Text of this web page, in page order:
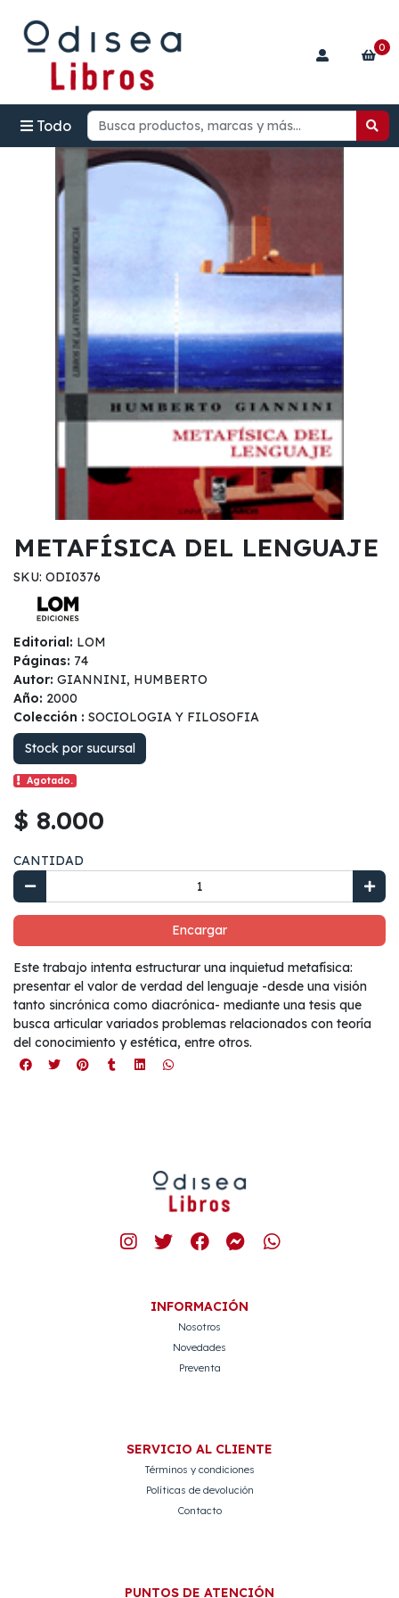
Todo
0
METAFÍSICA DEL LENGUAJE
SKU: ODI0376
Editorial: LOM
Páginas: 74
Autor: GIANNINI, HUMBERTO
Año: 2000
Colección : SOCIOLOGIA Y FILOSOFIA
Stock por sucursal
Agotado.
$ 8.000
CANTIDAD
Encargar
Este trabajo intenta estructurar una inquietud metafísica:
presentar el valor de verdad del lenguaje -desde una visión
tanto sincrónica como diacrónica- mediante una tesis que
busca articular variados problemas relacionados con teoría
del conocimiento y estética, entre otros.
INFORMACIÓN
Nosotros
Novedades
Preventa
SERVICIO AL CLIENTE
Términos y condiciones
Políticas de devolución
Contacto
PUNTOS DE ATENCIÓN